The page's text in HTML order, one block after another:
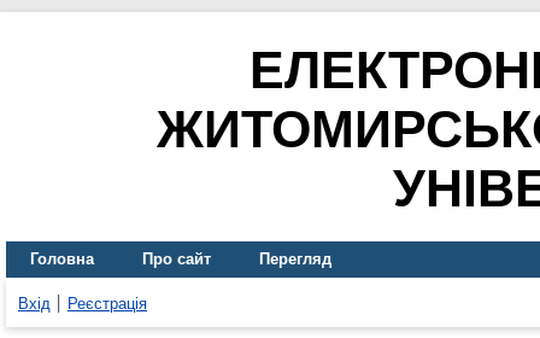
Головна Про сайт Перегляд
Вхід Реєстрація